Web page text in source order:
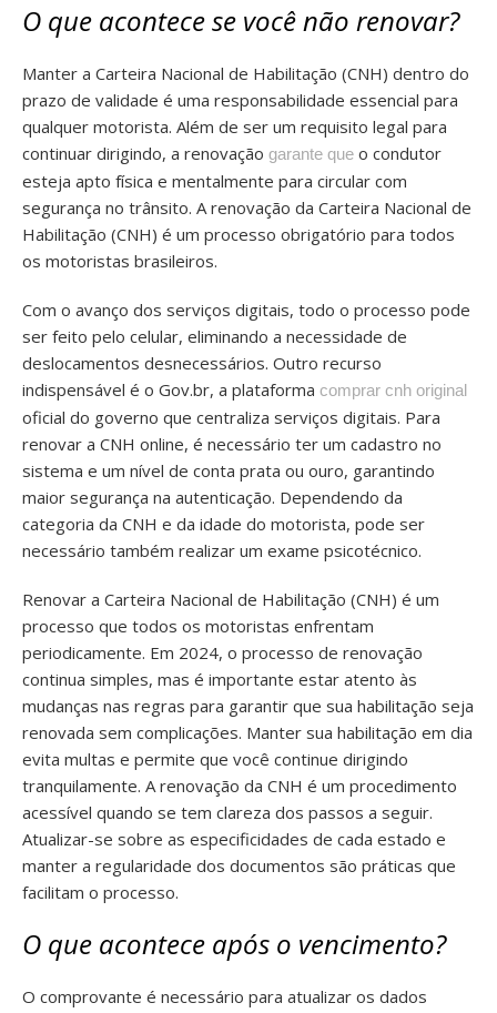
O que acontece se você não renovar?
Manter a Carteira Nacional de Habilitação (CNH) dentro do
prazo de validade é uma responsabilidade essencial para
qualquer motorista. Além de ser um requisito legal para
continuar dirigindo, a renovação garante que o condutor
esteja apto física e mentalmente para circular com
segurança no trânsito. A renovação da Carteira Nacional de
Habilitação (CNH) é um processo obrigatório para todos
os motoristas brasileiros.
Com o avanço dos serviços digitais, todo o processo pode
ser feito pelo celular, eliminando a necessidade de
deslocamentos desnecessários. Outro recurso
indispensável é o Gov.br, a plataforma comprar cnh original
oficial do governo que centraliza serviços digitais. Para
renovar a CNH online, é necessário ter um cadastro no
sistema e um nível de conta prata ou ouro, garantindo
maior segurança na autenticação. Dependendo da
categoria da CNH e da idade do motorista, pode ser
necessário também realizar um exame psicotécnico.
Renovar a Carteira Nacional de Habilitação (CNH) é um
processo que todos os motoristas enfrentam
periodicamente. Em 2024, o processo de renovação
continua simples, mas é importante estar atento às
mudanças nas regras para garantir que sua habilitação seja
renovada sem complicações. Manter sua habilitação em dia
evita multas e permite que você continue dirigindo
tranquilamente. A renovação da CNH é um procedimento
acessível quando se tem clareza dos passos a seguir.
Atualizar-se sobre as especificidades de cada estado e
manter a regularidade dos documentos são práticas que
facilitam o processo.
O que acontece após o vencimento?
O comprovante é necessário para atualizar os dados